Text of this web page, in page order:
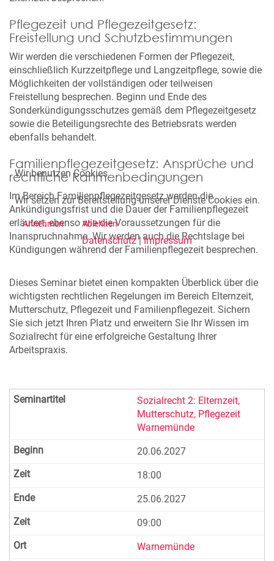
Pflegezeit und Pflegezeitgesetz:
Freistellung und Schutzbestimmungen
Wir werden die verschiedenen Formen der Pflegezeit,
einschließlich Kurzzeitpflege und Langzeitpflege, sowie die
Möglichkeiten der vollständigen oder teilweisen
Freistellung besprechen. Beginn und Ende des
Sonderkündigungsschutzes gemäß dem Pflegezeitgesetz
sowie die Beteiligungsrechte des Betriebsrats werden
ebenfalls behandelt.
Familienpflegezeitgesetz: Ansprüche und
rechtliche Rahmenbedingungen
Im Bereich Familienpflegezeitgesetz werden die
Ankündigungsfrist und die Dauer der Familienpflegezeit
erläutert, ebenso wie die Voraussetzungen für die
Inanspruchnahme. Wir werden auch die Rechtslage bei
Kündigungen während der Familienpflegezeit besprechen.
Dieses Seminar bietet einen kompakten Überblick über die
wichtigsten rechtlichen Regelungen im Bereich Elternzeit,
Mutterschutz, Pflegezeit und Familienpflegezeit. Sichern
Sie sich jetzt Ihren Platz und erweitern Sie Ihr Wissen im
Sozialrecht für eine erfolgreiche Gestaltung Ihrer
Arbeitspraxis.
Sozialrecht 2: Elternzeit,
Mutterschutz, Pflegezeit
Warnemünde
20.06.2027
18:00
25.06.2027
09:00
Warnemünde
Wir benutzen Cookies
Wir setzen zur Bereitstellung unserer Dienste Cookies ein.
Annehmen Ablehnen
Datenschutz|Impressum